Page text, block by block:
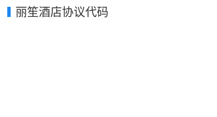
丽笙酒店协议代码